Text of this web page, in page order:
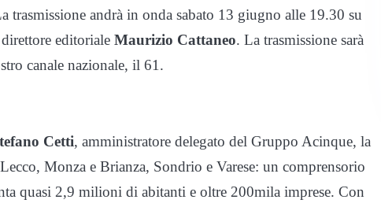
trasmissione andrà in onda sabato 13 giugno alle 19.30 su
editoriale Maurizio Cattaneo. La trasmissione sarà
canale nazionale, il 61.
Cetti, amministratore delegato del Gruppo Acinque, la
Monza e Brianza, Sondrio e Varese: un comprensorio
quasi 2,9 milioni di abitanti e oltre 200mila imprese. Con